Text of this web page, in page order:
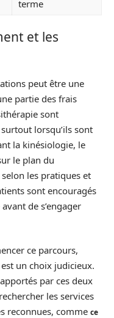
terme
et les
peut être une
partie des frais
sont
lorsqu’ils sont
la kinésiologie, le
le plan du
les pratiques et
sont encouragés
de s’engager
ce parcours,
un choix judicieux.
par ces deux
les services
reconnues, comme ce